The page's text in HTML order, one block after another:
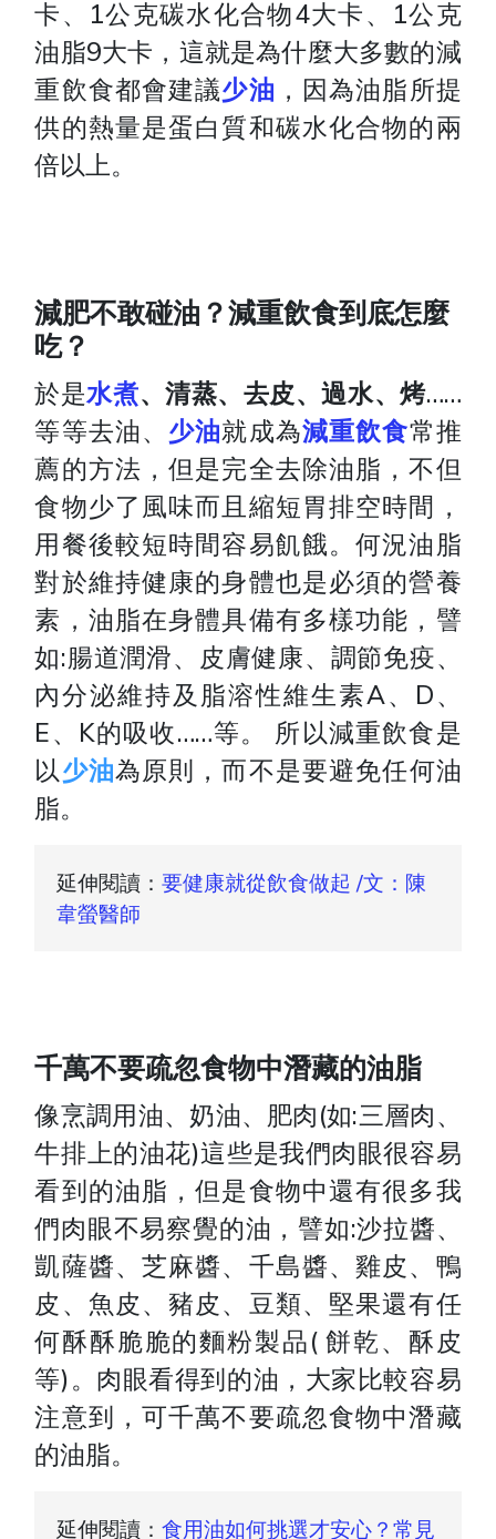
卡、1公克碳水化合物4大卡、1公克
油脂9大卡，這就是為什麼大多數的減
重飲食都會建議少油 ，因為油脂所提
供的熱量是蛋白質和碳水化合物的兩
倍以上。
減肥不敢碰油？減重飲食到底怎麼
吃？
於是水煮、清蒸、去皮、過水、烤……
等等去油、 少油就成為減重飲食常推
薦的方法，但是完全去除油脂，不但
食物少了風味而且縮短胃排空時間，
用餐後較短時間容易飢餓。何況油脂
對於維持健康的身體也是必須的營養
素，油脂在身體具備有多樣功能，譬
如:腸道潤滑、皮膚健康、調節免疫、
內分泌維持及脂溶性維生素A、D、
E、K的吸收……等。 所以減重飲食是
以少油為原則，而不是要避免任何油
脂。
延伸閱讀：要健康就從飲食做起 /文：陳
韋螢醫師
千萬不要疏忽食物中潛藏的油脂
像烹調用油、奶油、肥肉(如:三層肉、
牛排上的油花)這些是我們肉眼很容易
看到的油脂，但是食物中還有很多我
們肉眼不易察覺的油，譬如:沙拉醬、
凱薩醬、芝麻醬、千島醬、雞皮、鴨
皮、魚皮、豬皮、豆類、堅果還有任
何酥酥脆脆的麵粉製品( 餅乾、酥皮
等)。肉眼看得到的油，大家比較容易
注意到，可千萬不要疏忽食物中潛藏
的油脂。
延伸閱讀：食用油如何挑選才安心？常見